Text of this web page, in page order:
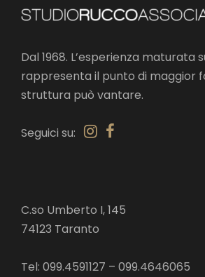
Dal 1968. L’esperienza maturata
rappresenta il punto di maggior
struttura può vantare.
Seguici su:
C.so Umberto I, 145
74123 Taranto
Tel: 099.4591127 – 099.4646065